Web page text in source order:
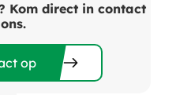
Kom direct in contact
op